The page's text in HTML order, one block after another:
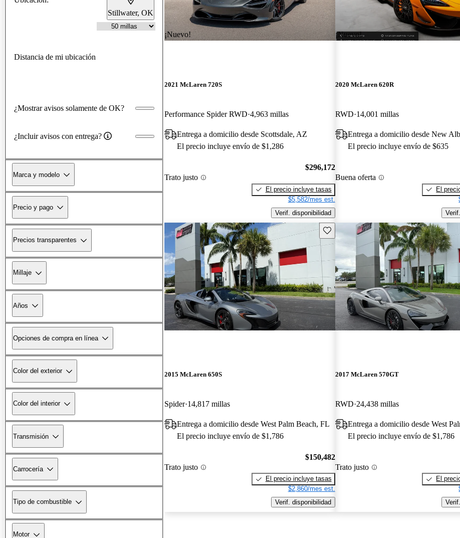
Stillwater, OK
Distancia de mi ubicación
¿Mostrar avisos solamente de OK?
¿Incluir avisos con entrega?
Marca y modelo
Precio y pago
Precios transparentes
Millaje
Años
Opciones de compra en línea
Color del exterior
Color del interior
Transmisión
Carrocería
Tipo de combustible
Motor
¡Nuevo!
2021 McLaren 720S
Performance Spider RWD 4,963 millas
Entrega a domicilio desde Scottsdale, AZ
El precio incluye envío de $1,286
Trato justo
$296,172
El precio incluye tasas
$5,582/mes est.
Verif. disponibilidad
¡Nuevo!
2020 McLaren 620R
RWD 14,001 millas
Entrega a domicilio desde New
El precio incluye envío de $635
Buena oferta
El
Guarda este Aviso
2015 McLaren 650S
Spider 14,817 millas
Entrega a domicilio desde West Palm Beach, FL
El precio incluye envío de $1,786
Trato justo
$150,482
El precio incluye tasas
$2,860/mes est.
Verif. disponibilidad
2017 McLaren 570GT
RWD 24,438 millas
Entrega a domicilio desde West
El precio incluye envío de $1,786
Trato justo
El